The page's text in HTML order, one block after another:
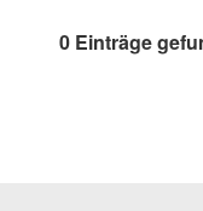
0 Einträge